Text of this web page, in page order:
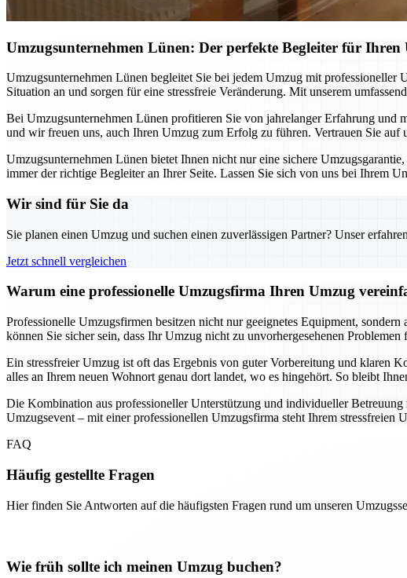
Umzugsunternehmen Lünen: Der perfekte Begleiter für Ihren
Umzugsunternehmen Lünen begleitet Sie bei jedem Umzug mit
Situation an und sorgen für eine stressfreie Veränderung. Mit unserem
Bei Umzugsunternehmen Lünen profitieren Sie von jahrelanger Erfahrung und
und wir freuen uns, auch Ihren Umzug zum Erfolg zu führen. Vertrauen Sie auf
Umzugsunternehmen Lünen bietet Ihnen nicht nur eine sichere
immer der richtige Begleiter an Ihrer Seite. Lassen Sie sich von uns bei Ihrem
Wir sind für Sie da
Sie planen einen Umzug und suchen einen zuverlässigen Partner? Unser
Jetzt schnell vergleichen
Warum eine professionelle Umzugsfirma Ihren Umzug
Professionelle Umzugsfirmen besitzen nicht nur geeignetes Equipment,
können Sie sicher sein, dass Ihr Umzug nicht zu unvorhergesehenen
Ein stressfreier Umzug ist oft das Ergebnis von guter Vorbereitung und klaren
alles an Ihrem neuen Wohnort genau dort landet, wo es hingehört. So bleibt
Die Kombination aus professioneller Unterstützung und individueller
Umzugsevent – mit einer professionellen Umzugsfirma steht Ihrem stressfreien
FAQ
Häufig gestellte Fragen
Hier finden Sie Antworten auf die häufigsten Fragen rund um unseren
Wie früh sollte ich meinen Umzug buchen?